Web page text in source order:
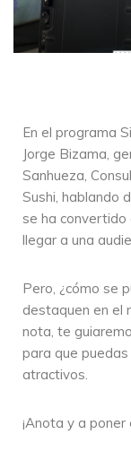
En el programa
Jorge Bizama,
Sanhueza,
Sushi, hablando
se ha convertido
llegar a una
Pero, ¿cómo se
destaquen en el
nota, te
para que
atractivos.
¡Anota y a poner